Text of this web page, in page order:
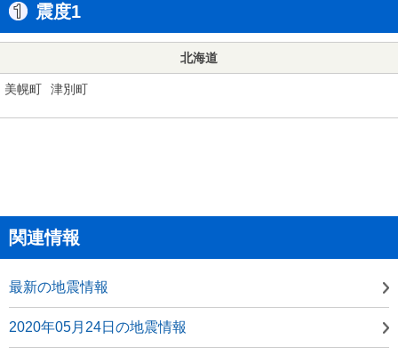
震度1
北海道
美幌町 津別町
関連情報
最新の地震情報
2020年05月24日の地震情報